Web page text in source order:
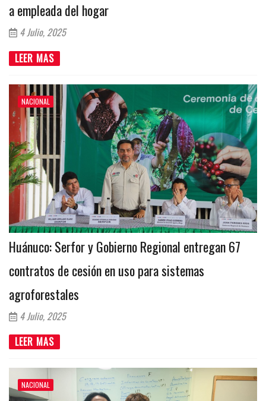
a empleada del hogar
4 Julio, 2025
LEER MAS
NACIONAL
Huánuco: Serfor y Gobierno Regional entregan 67
contratos de cesión en uso para sistemas
agroforestales
4 Julio, 2025
LEER MAS
NACIONAL